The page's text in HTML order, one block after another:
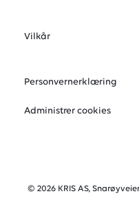
Vilkår
Personvernerklæring
Administrer cookies
© 2026 KRIS AS,